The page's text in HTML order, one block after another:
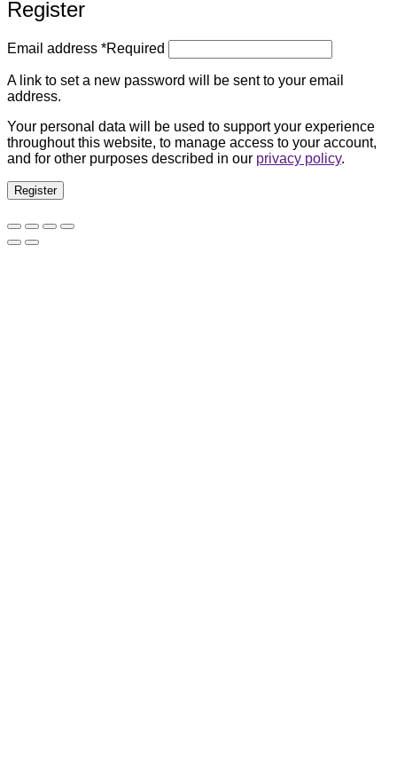
Register
Email address *Required
A link to set a new password will be sent to your email
address.
Your personal data will be used to support your experience
throughout this website, to manage access to your account,
and for other purposes described in our privacy policy.
Register